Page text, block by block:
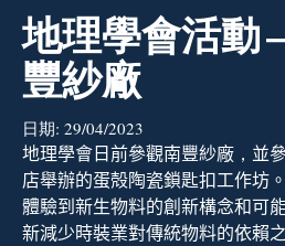
地理學會活
豐紗廠
日期: 29/04/2023
地理學會日前參觀南豐紗廠 ， 並
店舉辦的蛋殻陶瓷鎖匙扣工作坊。
體驗到新生物料的創新構念和可
新減少時裝業對傳統物料的依賴